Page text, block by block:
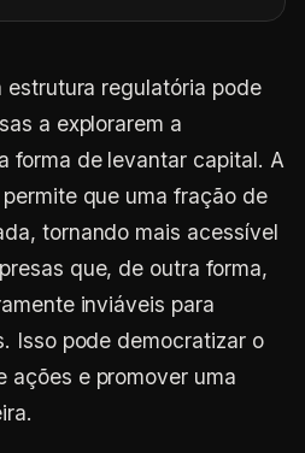
estrutura regulatória pode
a explorarem a
forma de levantar capital. A
que uma fração de
tornando mais acessível
que, de outra forma,
inviáveis para
Isso pode democratizar o
ações e promover uma